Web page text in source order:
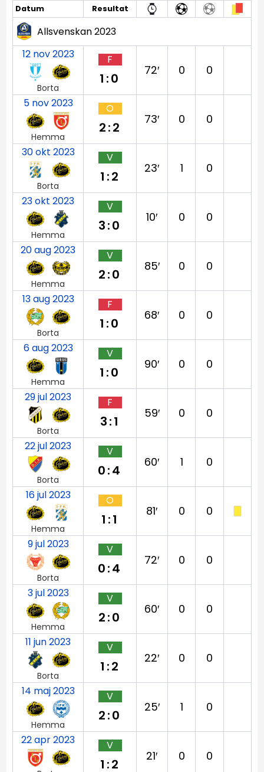
Datum Resultat
Allsvenskan 2023
12 nov 2023
Borta
F
1:0
72′ 0 0
5 nov 2023
Hemma
O
2:2
73′ 0 0
30 okt 2023
Borta
V
1:2
23′ 1 0
23 okt 2023
Hemma
V
3:0
10′ 0 0
20 aug 2023
Hemma
V
2:0
85′ 0 0
13 aug 2023
Borta
F
1:0
68′ 0 0
6 aug 2023
Hemma
V
1:0
90′ 0 0
29 jul 2023
Borta
F
3:1
59′ 0 0
22 jul 2023
Borta
V
0:4
60′ 1 0
16 jul 2023
Hemma
O
1:1
81′ 0 0
9 jul 2023
Borta
V
0:4
72′ 0 0
3 jul 2023
Hemma
V
2:0
60′ 0 0
11 jun 2023
Borta
V
1:2
22′ 0 0
14 maj 2023
Hemma
V
2:0
25′ 1 0
22 apr 2023 V
1:2
21′ 0 0